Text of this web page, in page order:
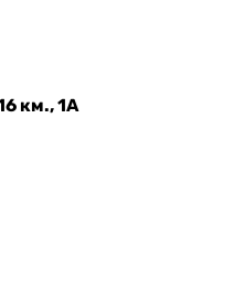
км., 1А